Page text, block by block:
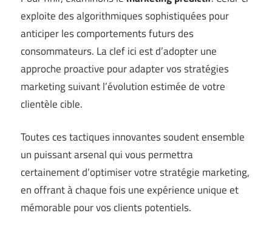
exploite des algorithmiques sophistiquées pour
anticiper les comportements futurs des
consommateurs. La clef ici est d’adopter une
approche proactive pour adapter vos stratégies
marketing suivant l’évolution estimée de votre
clientèle cible.
Toutes ces tactiques innovantes soudent ensemble
un puissant arsenal qui vous permettra
certainement d’optimiser votre stratégie marketing,
en offrant à chaque fois une expérience unique et
mémorable pour vos clients potentiels.